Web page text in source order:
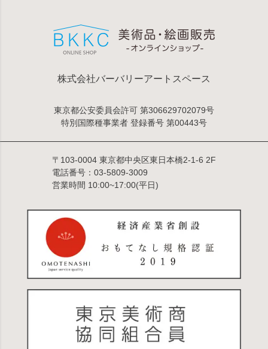
株式会社バーバリーアートスペース
東京都公安委員会許可 第306629702079号
特別国際種事業者 登録番号 第00443号
〒103-0004 東京都中央区東日本橋2-1-6 2F
電話番号：03-5809-3009
営業時間 10:00~17:00(平日)